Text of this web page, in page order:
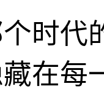
时代
在每